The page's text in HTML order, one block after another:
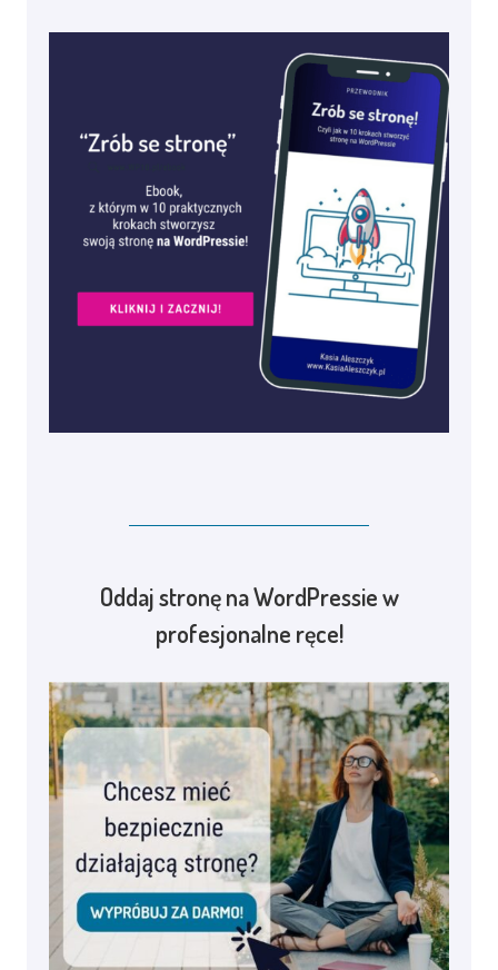
Oddaj stronę na WordPressie w
profesjonalne ręce!